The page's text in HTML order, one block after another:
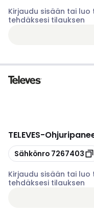
Kirjaudu sisään tai
tehdäksesi tilauksen
TELEVES-
Kopioi
Sähkönro 7267403
Kirjaudu sisään tai
tehdäksesi tilauksen